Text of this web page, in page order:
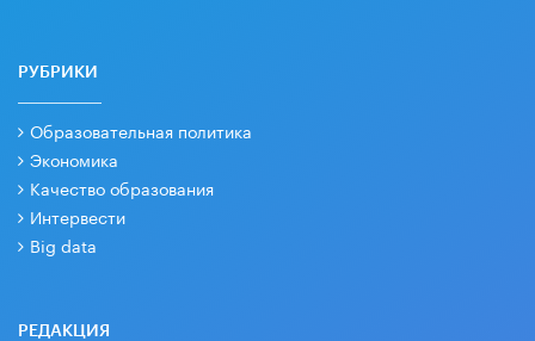
РУБРИКИ
Образовательная политика
Экономика
Качество образования
Интервести
Big data
РЕДАКЦИЯ